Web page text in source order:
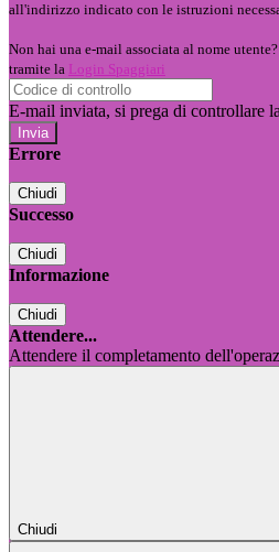
all'indirizzo indicato con le istruzioni
Non hai una e-mail associata al nome
tramite la Login Spaggiari
E-mail inviata, si prega di controllare
Errore
Chiudi
Successo
Chiudi
Informazione
Chiudi
Attendere...
Attendere il completamento
Chiudi